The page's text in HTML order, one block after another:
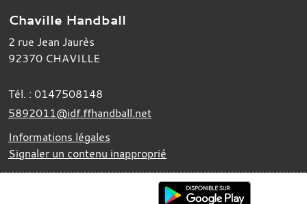
Chaville Handball
2 rue Jean Jaurès
92370 CHAVILLE
Tél. : 0147508148
5892011@idf.ffhandball.net
Informations légales
Signaler un contenu inapproprié